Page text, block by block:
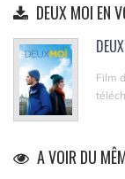
DEUX MOI EN
Film
A VOIR DU